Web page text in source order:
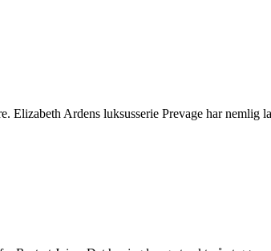
Elizabeth Ardens luksusserie Prevage har nemlig